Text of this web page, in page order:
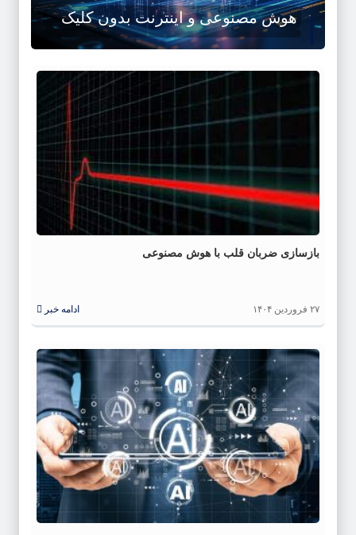
هوش مصنوعی و اینترنت بدون کلیک
بازسازی ضربان قلب با هوش مصنوعی
۲۷ فروردین ۱۴۰۴ ادامه خبر